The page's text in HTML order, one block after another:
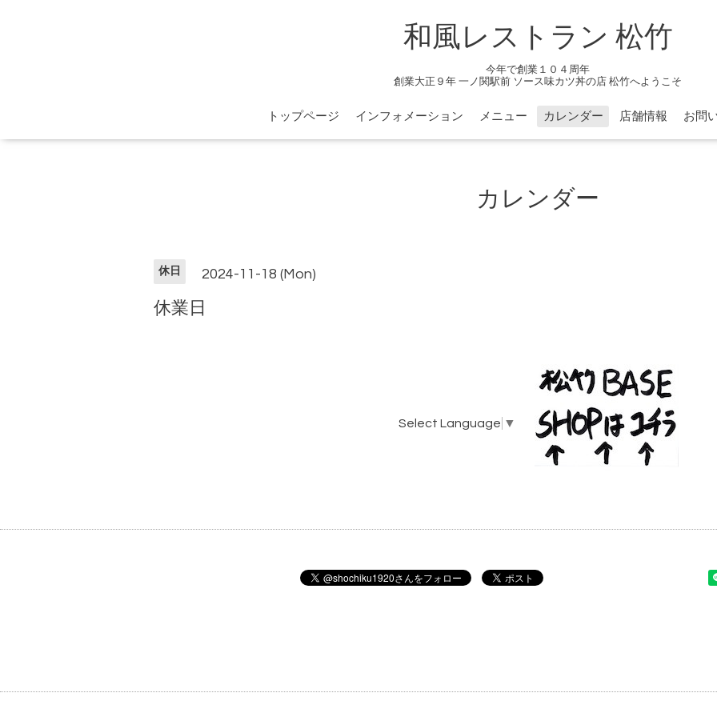
和風レストラン 松竹
今年で創業１０４周年
創業大正９年 一ノ関駅前 ソース味カツ丼の店 松竹へようこそ
トップページ インフォメーション メニュー カレンダー 店舗情報 お問
カレンダー
休日 2024-11-18 (Mon)
休業日
Select Language ▼